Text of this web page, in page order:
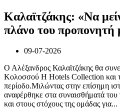
Καλαϊτζάκης: «Να
πλάνο του προπονητή
09-07-2026
Ο Αλέξανδρος Καλαϊτζάκης θα
Κολοσσού H Hotels Collection και
περίοδο.Μιλώντας στην επίσημη
αναφέρθηκε στα συναισθήματά
και στους στόχους της ομάδας για...